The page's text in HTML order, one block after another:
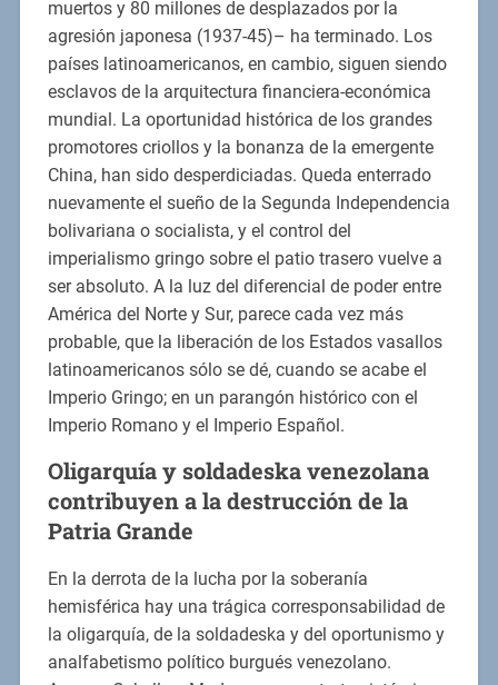
muertos y 80 millones de desplazados por la
agresión japonesa (1937-45)– ha terminado. Los
países latinoamericanos, en cambio, siguen siendo
esclavos de la arquitectura financiera-económica
mundial. La oportunidad histórica de los grandes
promotores criollos y la bonanza de la emergente
China, han sido desperdiciadas. Queda enterrado
nuevamente el sueño de la Segunda Independencia
bolivariana o socialista, y el control del
imperialismo gringo sobre el patio trasero vuelve a
ser absoluto. A la luz del diferencial de poder entre
América del Norte y Sur, parece cada vez más
probable, que la liberación de los Estados vasallos
latinoamericanos sólo se dé, cuando se acabe el
Imperio Gringo; en un parangón histórico con el
Imperio Romano y el Imperio Español.
Oligarquía y soldadeska venezolana
contribuyen a la destrucción de la
Patria Grande
En la derrota de la lucha por la soberanía
hemisférica hay una trágica corresponsabilidad de
la oligarquía, de la soldadeska y del oportunismo y
analfabetismo político burgués venezolano.